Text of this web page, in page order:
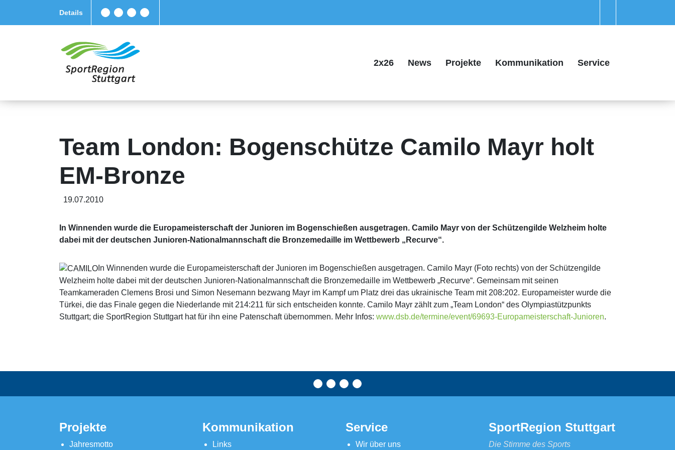
Details
2x26 News Projekte Kommunikation Service
Team London: Bogenschütze Camilo Mayr holt
EM-Bronze
19.07.2010
In Winnenden wurde die Europameisterschaft der Junioren im Bogenschießen ausgetragen. Camilo Mayr von der Schützengilde Welzheim holte
dabei mit der deutschen Junioren-Nationalmannschaft die Bronzemedaille im Wettbewerb „Recurve“.
In Winnenden wurde die Europameisterschaft der Junioren im Bogenschießen ausgetragen. Camilo Mayr (Foto rechts) von der Schützengilde
Welzheim holte dabei mit der deutschen Junioren-Nationalmannschaft die Bronzemedaille im Wettbewerb „Recurve“. Gemeinsam mit seinen
Teamkameraden Clemens Brosi und Simon Nesemann bezwang Mayr im Kampf um Platz drei das ukrainische Team mit 208:202. Europameister wurde die
Türkei, die das Finale gegen die Niederlande mit 214:211 für sich entscheiden konnte. Camilo Mayr zählt zum „Team London“ des Olympiastützpunkts
Stuttgart; die SportRegion Stuttgart hat für ihn eine Patenschaft übernommen. Mehr Infos: www.dsb.de/termine/event/69693-Europameisterschaft-Junioren.
Projekte
Jahresmotto
Kommunikation
Links
Service
Wir über uns
SportRegion Stuttgart
Die Stimme des Sports